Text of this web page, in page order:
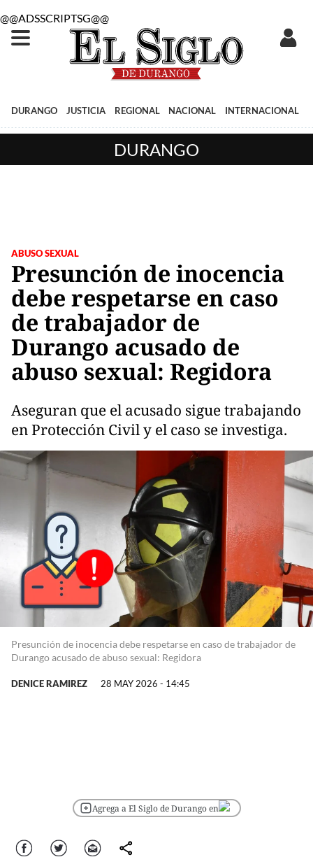
@@ADSSCRIPTSG@@
DURANGO JUSTICIA REGIONAL NACIONAL INTERNACIONAL
DURANGO
ABUSO SEXUAL
Presunción de inocencia
debe respetarse en caso
de trabajador de
Durango acusado de
abuso sexual: Regidora
Aseguran que el acusado sigue trabajando
en Protección Civil y el caso se investiga.
Presunción de inocencia debe respetarse en caso de trabajador de
Durango acusado de abuso sexual: Regidora
DENICE RAMIREZ 28 MAY 2026 - 14:45
Agrega a El Siglo de Durango en
Facebook Twitter Correo comparte